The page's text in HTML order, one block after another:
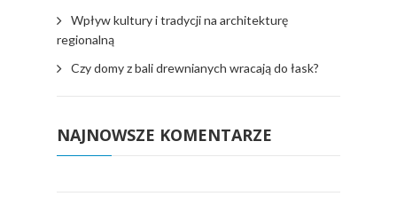
Wpływ kultury i tradycji na architekturę
regionalną
Czy domy z bali drewnianych wracają do łask?
NAJNOWSZE KOMENTARZE